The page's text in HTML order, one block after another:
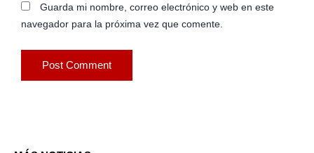
Guarda mi nombre, correo electrónico y web en este
navegador para la próxima vez que comente.